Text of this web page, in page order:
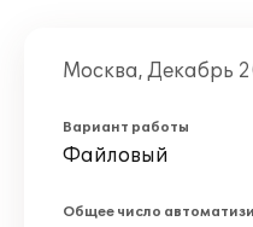
Москва, Декабрь
Вариант работы
Файловый
Общее число